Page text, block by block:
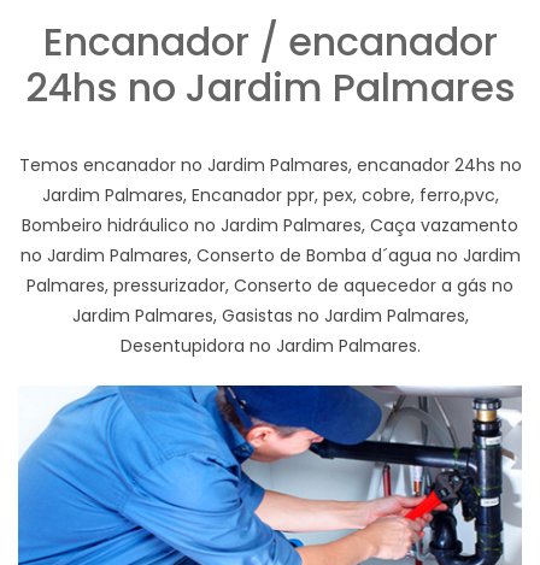
Encanador / encanador
24hs no Jardim Palmares
Temos encanador no Jardim Palmares, encanador 24hs no
Jardim Palmares, Encanador ppr, pex, cobre, ferro,pvc,
Bombeiro hidráulico no Jardim Palmares, Caça vazamento
no Jardim Palmares, Conserto de Bomba d´agua no Jardim
Palmares, pressurizador, Conserto de aquecedor a gás no
Jardim Palmares, Gasistas no Jardim Palmares,
Desentupidora no Jardim Palmares.